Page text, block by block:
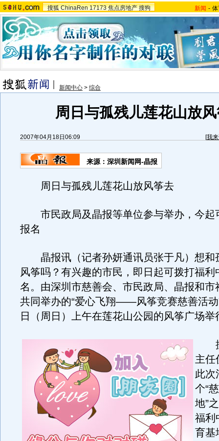
搜狐 ChinaRen 17173 焦点房地产 搜狗 新闻 -
新闻中心 > 综合
周日与孤残儿莲花山放
2007年04月18日06:09 [我
来源：深圳新闻网-晶报
周日与孤残儿莲花山放风筝去
市民政局及晶报等单位参与举办，今起
报名
晶报讯（记者孙妍通讯员张于凡）想和
风筝吗？有兴趣的市民，即日起可拨打福利
名。由深圳市慈善会、市民政局、晶报和市
共同举办的“爱心飞翔——风筝竞赛慈善活动
日（周日）上午在莲花山公园的风筝广场举
据
主任
此次
个“
地”
福利
育基